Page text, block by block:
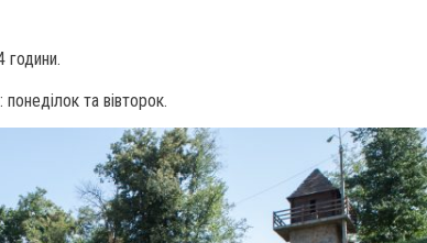
години.
та вівторок.